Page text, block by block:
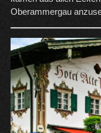
Oberammergau